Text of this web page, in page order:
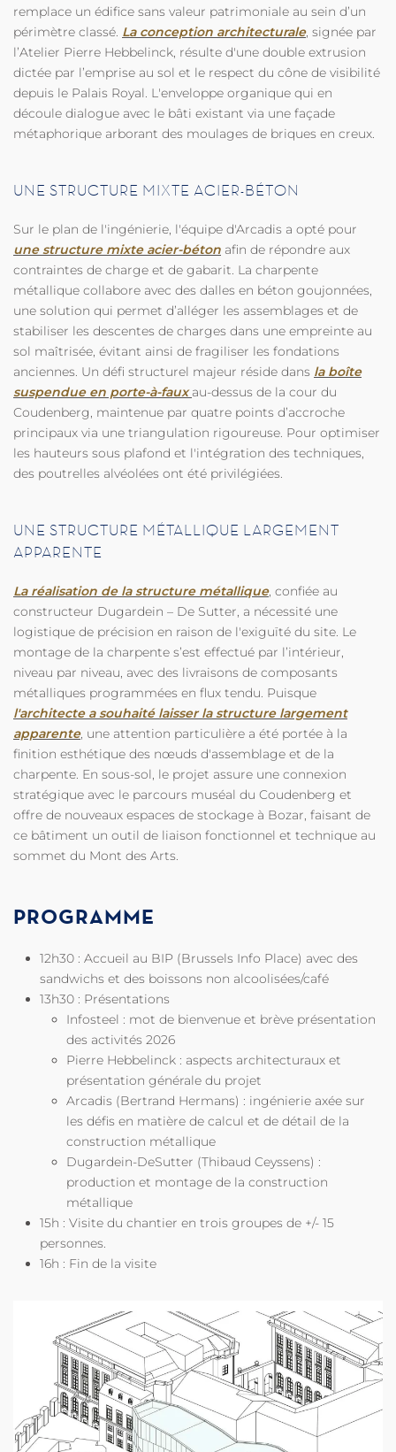
remplace un édifice sans valeur patrimoniale au sein d’un
périmètre classé. La conception architecturale, signée par
l’Atelier Pierre Hebbelinck, résulte d'une double extrusion
dictée par l’emprise au sol et le respect du cône de visibilité
depuis le Palais Royal. L'enveloppe organique qui en
découle dialogue avec le bâti existant via une façade
métaphorique arborant des moulages de briques en creux.
UNE STRUCTURE MIXTE ACIER-BÉTON
Sur le plan de l'ingénierie, l'équipe d'Arcadis a opté pour
une structure mixte acier-béton afin de répondre aux
contraintes de charge et de gabarit. La charpente
métallique collabore avec des dalles en béton goujonnées,
une solution qui permet d’alléger les assemblages et de
stabiliser les descentes de charges dans une empreinte au
sol maîtrisée, évitant ainsi de fragiliser les fondations
anciennes. Un défi structurel majeur réside dans la boîte
suspendue en porte-à-faux au-dessus de la cour du
Coudenberg, maintenue par quatre points d’accroche
principaux via une triangulation rigoureuse. Pour optimiser
les hauteurs sous plafond et l'intégration des techniques,
des poutrelles alvéolées ont été privilégiées.
UNE STRUCTURE MÉTALLIQUE LARGEMENT
APPARENTE
La réalisation de la structure métallique, confiée au
constructeur Dugardein – De Sutter, a nécessité une
logistique de précision en raison de l'exiguïté du site. Le
montage de la charpente s’est effectué par l’intérieur,
niveau par niveau, avec des livraisons de composants
métalliques programmées en flux tendu. Puisque
l'architecte a souhaité laisser la structure largement
apparente, une attention particulière a été portée à la
finition esthétique des nœuds d'assemblage et de la
charpente. En sous-sol, le projet assure une connexion
stratégique avec le parcours muséal du Coudenberg et
offre de nouveaux espaces de stockage à Bozar, faisant de
ce bâtiment un outil de liaison fonctionnel et technique au
sommet du Mont des Arts.
PROGRAMME
12h30 : Accueil au BIP (Brussels Info Place) avec des
sandwichs et des boissons non alcoolisées/café
13h30 : Présentations
Infosteel : mot de bienvenue et brève présentation
des activités 2026
Pierre Hebbelinck : aspects architecturaux et
présentation générale du projet
Arcadis (Bertrand Hermans) : ingénierie axée sur
les défis en matière de calcul et de détail de la
construction métallique
Dugardein-DeSutter (Thibaud Ceyssens) :
production et montage de la construction
métallique
15h : Visite du chantier en trois groupes de +/- 15
personnes.
16h : Fin de la visite